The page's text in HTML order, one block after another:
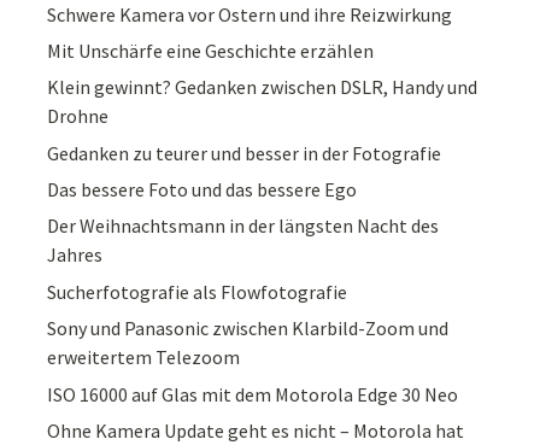
Schwere Kamera vor Ostern und ihre Reizwirkung
Mit Unschärfe eine Geschichte erzählen
Klein gewinnt? Gedanken zwischen DSLR, Handy und
Drohne
Gedanken zu teurer und besser in der Fotografie
Das bessere Foto und das bessere Ego
Der Weihnachtsmann in der längsten Nacht des
Jahres
Sucherfotografie als Flowfotografie
Sony und Panasonic zwischen Klarbild-Zoom und
erweitertem Telezoom
ISO 16000 auf Glas mit dem Motorola Edge 30 Neo
Ohne Kamera Update geht es nicht – Motorola hat